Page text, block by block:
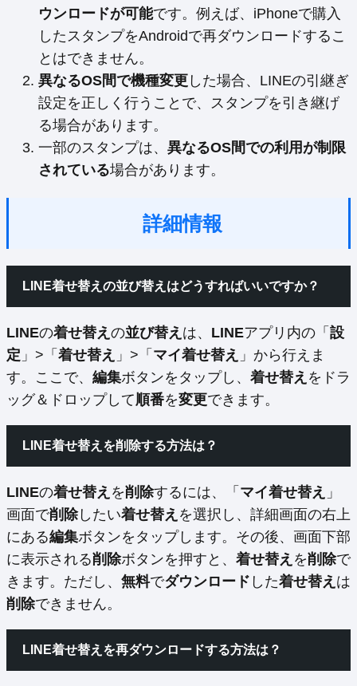
ウンロードが可能です。例えば、iPhoneで購入
したスタンプをAndroidで再ダウンロードするこ
とはできません。
異なるOS間で機種変更 した場合、LINEの引継ぎ
設定を正しく行うことで、スタンプを引き継げ
る場合があります。
一部のスタンプは、 異なるOS間での利用が制限
されている場合があります。
詳細情報
LINE着せ替えの並び替えはどうすればいいですか？
LINEの着せ替え の並び替え は、 LINEアプリ内の「 設
定 」>「 着せ替え 」>「 マイ着せ替え 」から行えま
す。ここで、 編集ボタンをタップし、 着せ替え をドラ
ッグ＆ドロップして順番を変更できます。
LINE着せ替えを削除する方法は？
LINEの着せ替え を削除するには、「 マイ着せ替え 」
画面で削除したい着せ替え を選択し、詳細画面の右上
にある編集ボタンをタップします。その後、画面下部
に表示される削除ボタンを押すと、 着せ替え を削除で
きます。ただし、 無料でダウンロード した着せ替え は
削除できません。
LINE着せ替えを再ダウンロードする方法は？